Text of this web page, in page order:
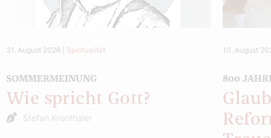
31. August 2026 Spiritualität
SOMMERMEINUNG
Wie spricht Gott?
Stefan Kronthaler
10. August
800